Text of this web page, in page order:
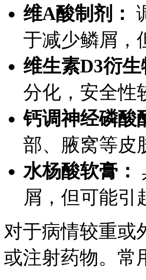
维A酸制剂：
于减少鳞屑，
维生素D3衍生
分化，安全性
钙调神经磷酸
部、腋窝等皮
水杨酸软膏：
屑，但可能引
对于病情较重或
或注射药物。常